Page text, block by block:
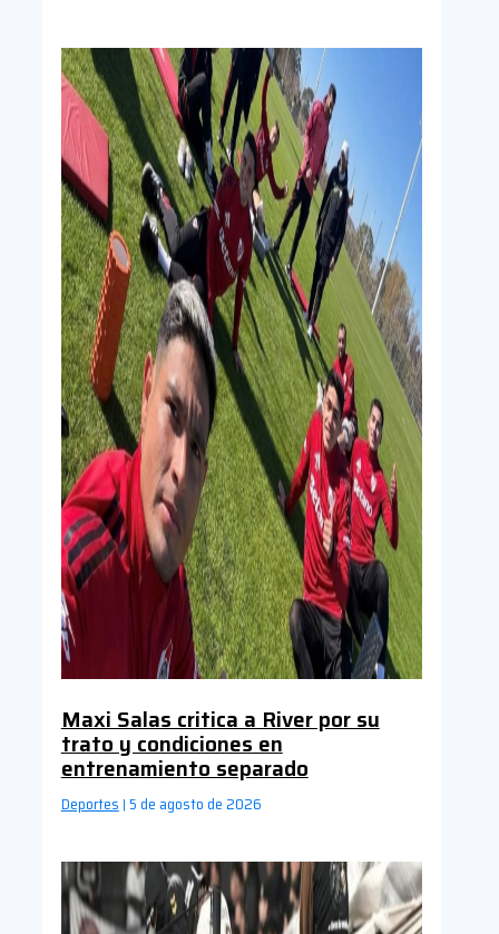
Maxi Salas critica a River por su
trato y condiciones en
entrenamiento separado
Deportes | 5 de agosto de 2026